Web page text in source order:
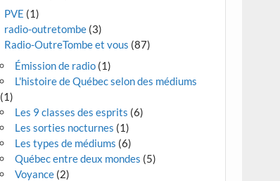
PVE (1)
radio-outretombe (3)
Radio-OutreTombe et vous (87)
Émission de radio (1)
L'histoire de Québec selon des médiums
(1)
Les 9 classes des esprits (6)
Les sorties nocturnes (1)
Les types de médiums (6)
Québec entre deux mondes (5)
Voyance (2)